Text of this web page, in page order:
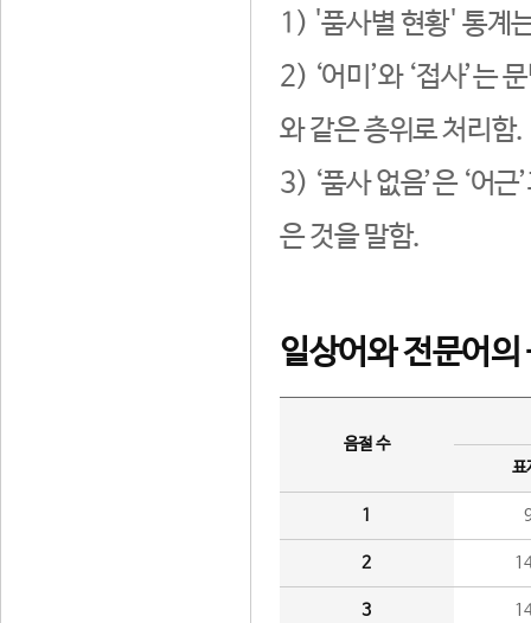
1) '품사별 현황' 통계
2) ‘어미’와 ‘접사’는
와 같은 층위로 처리함.
3) ‘품사 없음’은 ‘어
은 것을 말함.
일상어와 전문어의
음절 수
표
1
2
3